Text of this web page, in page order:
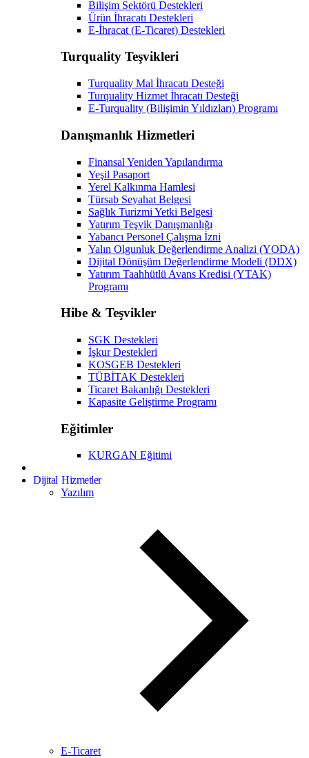
Bilişim Sektörü Destekleri
Ürün İhracatı Destekleri
E-İhracat (E-Ticaret) Destekleri
Turquality Teşvikleri
Turquality Mal İhracatı Desteği
Turquality Hizmet İhracatı Desteği
E-Turquality (Bilişimin Yıldızları) Programı
Danışmanlık Hizmetleri
Finansal Yeniden Yapılandırma
Yeşil Pasaport
Yerel Kalkınma Hamlesi
Türsab Seyahat Belgesi
Sağlık Turizmi Yetki Belgesi
Yatırım Teşvik Danışmanlığı
Yabancı Personel Çalışma İzni
Yalın Olgunluk Değerlendirme Analizi (YODA)
Dijital Dönüşüm Değerlendirme Modeli (DDX)
Yatırım Taahhütlü Avans Kredisi (YTAK)
Programı
Hibe & Teşvikler
SGK Destekleri
İşkur Destekleri
KOSGEB Destekleri
TÜBİTAK Destekleri
Ticaret Bakanlığı Destekleri
Kapasite Geliştirme Programı
Eğitimler
KURGAN Eğitimi
Dijital Hizmetler
Yazılım
E-Ticaret